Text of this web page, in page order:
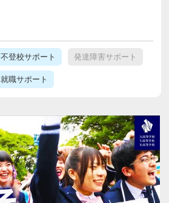
不登校サポート 発達障害サポート
就職サポート